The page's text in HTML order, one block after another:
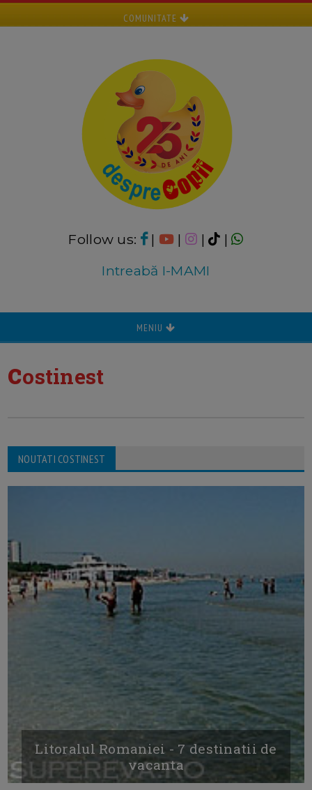
COMUNITATE
Follow us: | | |
|
Intreabă I-MAMI
MENIU
costinest
NOUTATI COSTINEST
Litoralul Romaniei - 7 destinatii de
vacanta